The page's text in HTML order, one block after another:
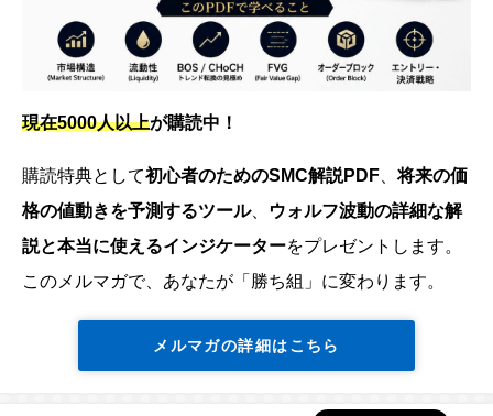
現在5000人以上が購読中！
購読特典として初心者のためのSMC解説PDF 、将来の価
格の値動きを予測するツール、
ウォルフ波動の詳細な解
説と本当に使えるインジケーターをプレゼントします。
このメルマガで、あなたが「勝ち組」に変わります。
メルマガの詳細はこちら